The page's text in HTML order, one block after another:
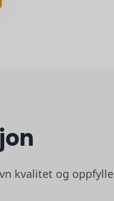
kvalitet og oppfylle